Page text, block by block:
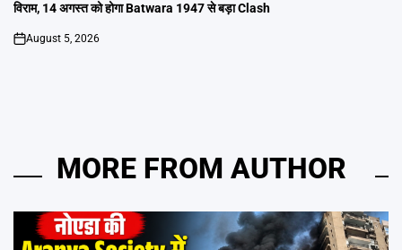
विराम, 14 अगस्त को होगा Batwara 1947 से बड़ा Clash
on
August 5, 2026
MORE FROM AUTHOR